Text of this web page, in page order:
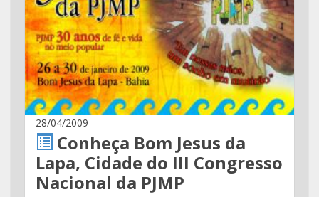
28/04/2009
Conheça Bom Jesus da
Lapa, Cidade do III Congresso
Nacional da PJMP